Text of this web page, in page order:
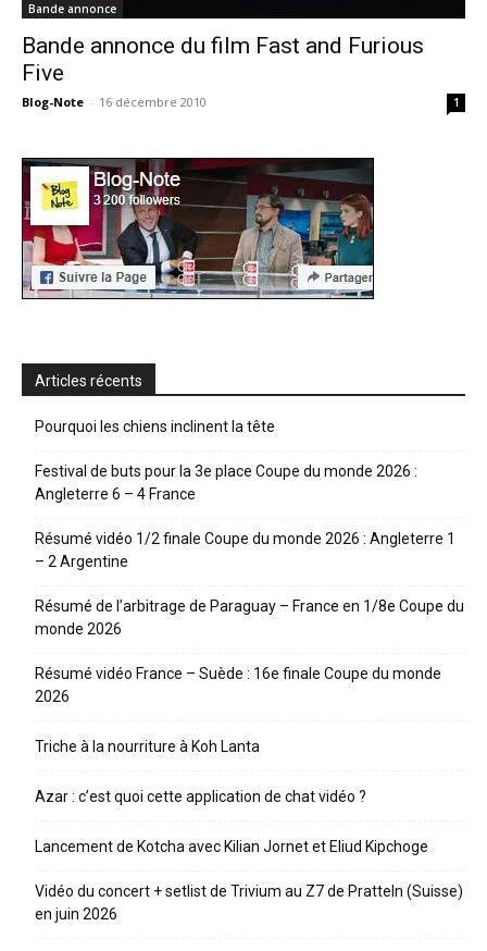
Bande annonce
Bande annonce du film Fast and Furious
Five
Blog-Note - 16 décembre 2010 1
Articles récents
Pourquoi les chiens inclinent la tête
Festival de buts pour la 3e place Coupe du monde 2026 :
Angleterre 6 – 4 France
Résumé vidéo 1/2 finale Coupe du monde 2026 : Angleterre 1
– 2 Argentine
Résumé de l’arbitrage de Paraguay – France en 1/8e Coupe du
monde 2026
Résumé vidéo France – Suède : 16e finale Coupe du monde
2026
Triche à la nourriture à Koh Lanta
Azar : c’est quoi cette application de chat vidéo ?
Lancement de Kotcha avec Kilian Jornet et Eliud Kipchoge
Vidéo du concert + setlist de Trivium au Z7 de Pratteln (Suisse)
en juin 2026